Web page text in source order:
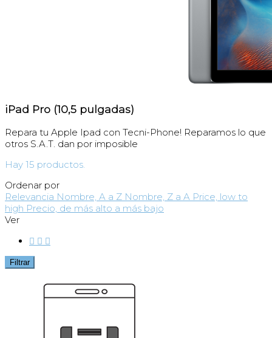
iPad Pro (10,5 pulgadas)
Repara tu Apple Ipad con Tecni-Phone! Reparamos lo que
otros S.A.T. dan por imposible
Hay 15 productos.
Ordenar por
Relevancia Nombre, A a Z Nombre, Z a A Price, low to
high Precio, de más alto a más bajo
Ver
  
Filtrar